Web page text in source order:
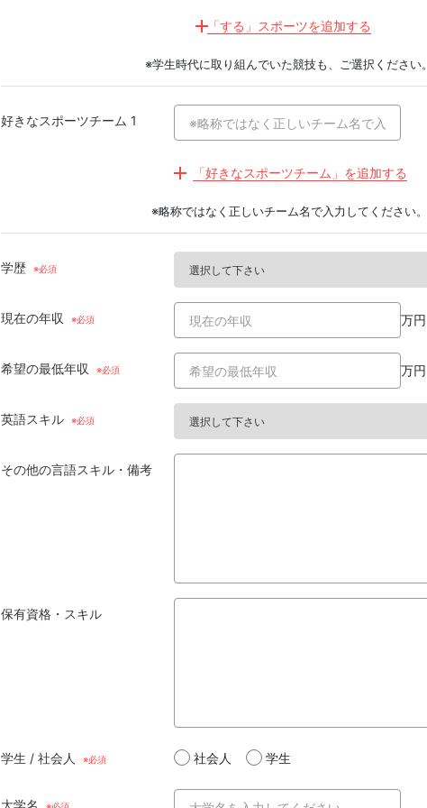
鹿児島県
沖縄県
「する」スポーツを追加する
※学生時代に取り組んでいた競技も、ご選択ください。
好きなスポーツチーム 1
「好きなスポーツチーム」を追加する
※略称ではなく正しいチーム名で入力してください。
学歴
現在の年収 万円
希望の最低年収 万円
英語スキル
その他の言語スキル・備考
保有資格・スキル
学生 / 社会人 社会人 学生
大学名